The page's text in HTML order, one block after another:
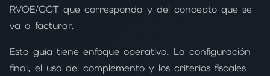
RVOE/CCT que corresponda y del concepto que se
va a facturar.
Esta guía tiene enfoque operativo. La configuración
final, el uso del complemento y los criterios fiscales